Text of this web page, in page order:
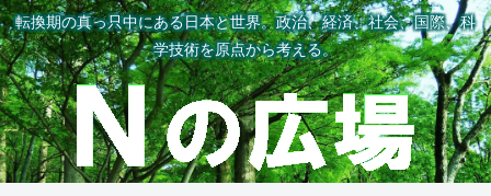
転換期の真っ只中にある日本と世界。政治、経済、社会、国際、科
学技術を原点から考える。